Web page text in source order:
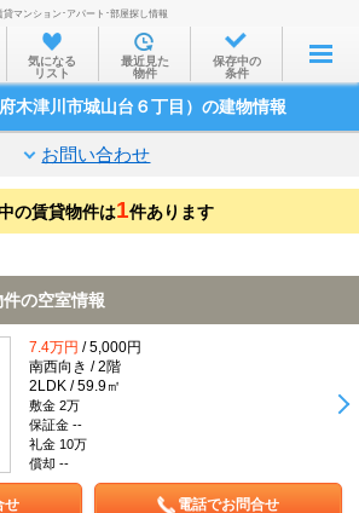
お部屋を探す
沿線・駅から
家賃相場から
通勤通学時間から
不動産会社から
TOP
マンション･アパート･部屋探し情報
気になる
リスト
最近見た
物件
保存中の
条件
木津川市城山台６丁目）の建物情報
お問い合わせ
の賃貸物件は1件あります
の空室情報
7.4万円 / 5,000円
南西向き / 2階
2LDK / 59.9㎡
敷金 2万
保証金 --
礼金 10万
償却 --
せ 電話でお問合せ